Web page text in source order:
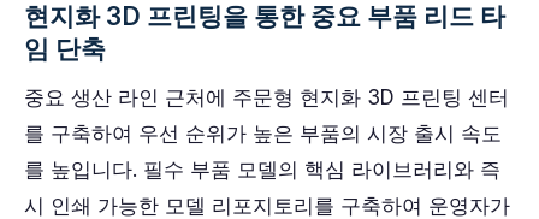
현지화 3D 프린팅을 통한 중요 부품 리드 타
임 단축
중요 생산 라인 근처에 주문형 현지화 3D 프린팅 센터
를 구축하여 우선 순위가 높은 부품의 시장 출시 속도
를 높입니다. 필수 부품 모델의 핵심 라이브러리와 즉
시 인쇄 가능한 모델 리포지토리를 구축하여 운영자가